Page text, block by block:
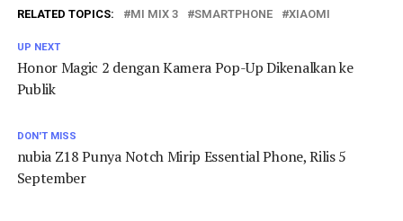
RELATED TOPICS: MI MIX 3 SMARTPHONE XIAOMI
UP NEXT
Honor Magic 2 dengan Kamera Pop-Up Dikenalkan ke
Publik
DON'T MISS
nubia Z18 Punya Notch Mirip Essential Phone, Rilis 5
September